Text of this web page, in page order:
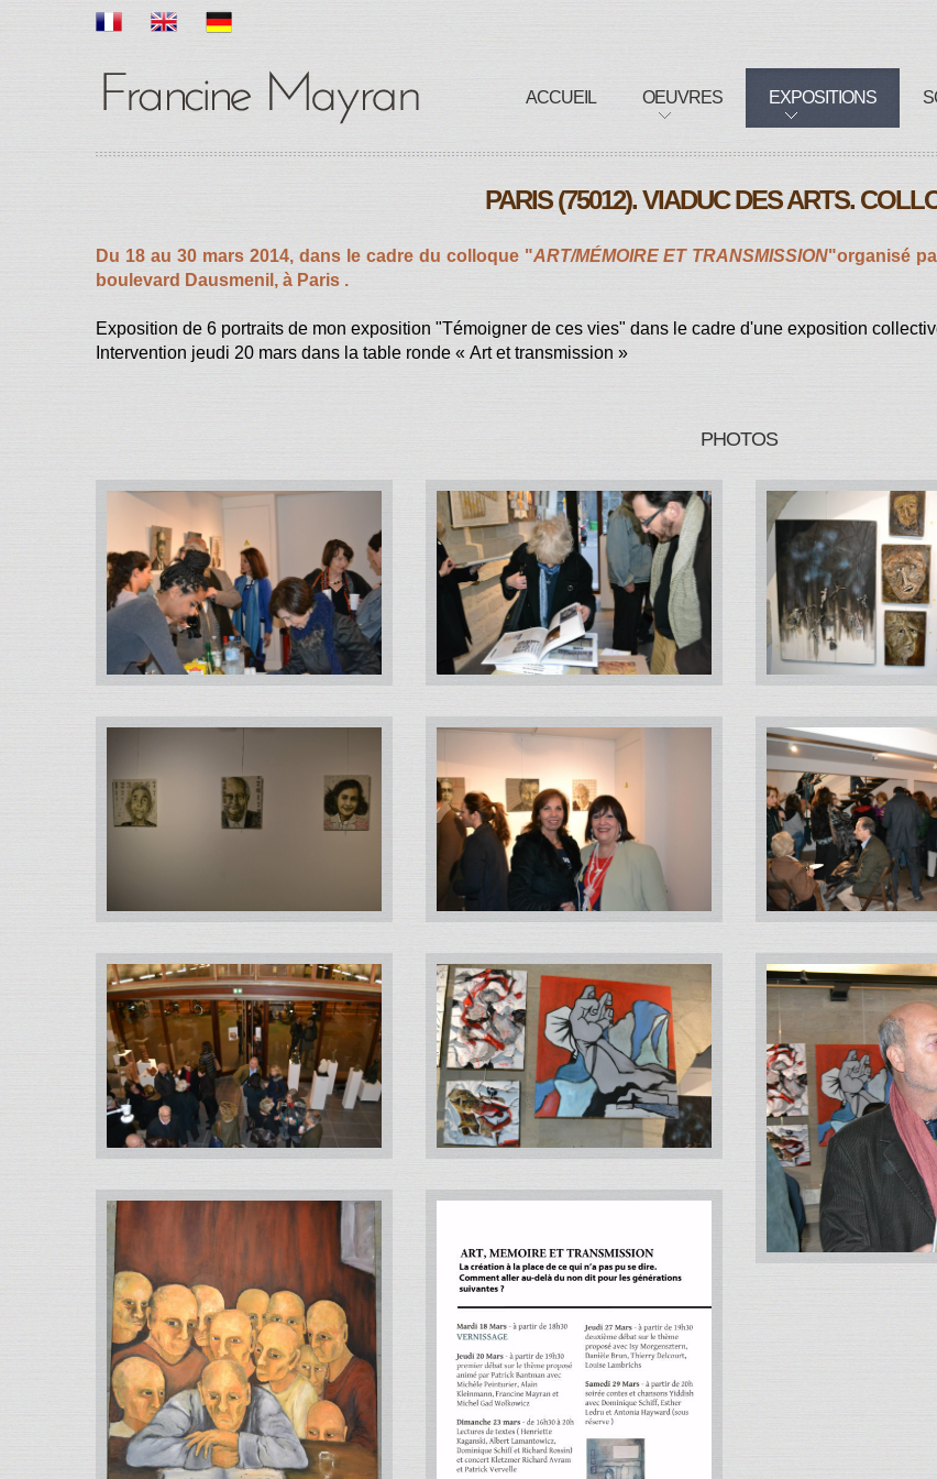
ACCUEIL OEUVRES EXPOSITIONS
PARIS (75012). VIADUC DES ARTS.
Du 18 au 30 mars 2014, dans le cadre du colloque "ART/MÉMOIRE ET TRANSMISSION"organisé
boulevard Dausmenil, à Paris .
Exposition de 6 portraits de mon exposition "Témoigner de ces vies" dans le cadre d'une exposition
Intervention jeudi 20 mars dans la table ronde « Art et transmission »
PHOTOS